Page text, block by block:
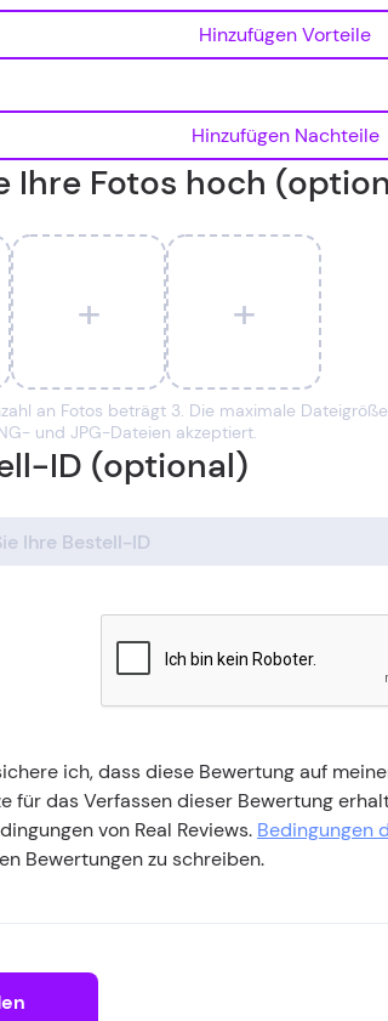
Hinzufügen Vorteile
Hinzufügen Nachteile
Ihre Fotos hoch
+ +
an Fotos beträgt 3. Die maximale
und JPG-Dateien akzeptiert.
ID (optional)
ich, dass diese Bewertung auf
für das Verfassen dieser Bewertung
von Real Reviews. Bedingungen
Bewertungen zu schreiben.